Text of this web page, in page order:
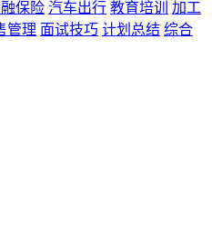
保险 汽车出行 教育培训
加工
管理 面试技巧 计划总结 综合